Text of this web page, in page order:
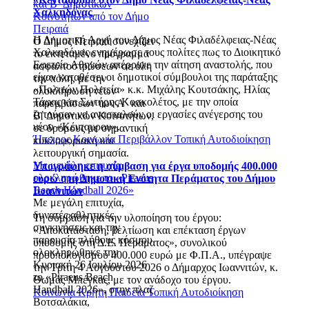
Χαλκηδόνας
Η Δημοτική Αρχή του Δήμος Νέας Φιλαδέλφειας-Νέας
Χαλκηδόνας ενημέρωσε τους πολίτες πως το Διοικητικό
Εφετείο Αθηνών απέρριψε την αίτηση αναστολής, που
είχαν καταθέσει οι δημοτικοί σύμβουλοι της παράταξης
«Πολιτών Πολιτεία» κ.κ. Μιχάλης Κουτσάκης, Ηλίας
Τάφας και Σωτήρης Κοσκολέτος, με την οποία
ζητούσαν να ανασταλούν οι εργασίες ανέγερσης του
νέου «Κένταυρου».
ΉπειροςΚοινωνία Περιβάλλον Τοπική Αυτοδιοίκηση
Υπογράφηκε η σύμβαση για έργα υποδομής 400.000
ευρώ στη Δημοτική Ενότητα Περάματος του Δήμου
Ιωαννιτών
Τη σύμβαση για την υλοποίηση του έργου:
«Αποκατάσταση, βελτίωση και επέκταση έργων
υποδομής στη Δ.Ε. Περάματος», συνολικού
προϋπολογισμού 400.000 ευρώ με Φ.Π.Α., υπέγραψε
την Τρίτη 4 Αυγούστου 2026 ο Δήμαρχος Ιωαννιτών, κ.
Θωμάς Μπέγκας, με τον ανάδοχο του έργου.
ΚοινωνίαΚρήτηΠαιδείαΤοπική Αυτοδιοίκηση
και Β΄ Δημοτικών
Κοινοτήτων από τον Δήμο
Πειραιά
Ο Δήμος Πειραιά συνεχίζει
το εκτεταμένο πρόγραμμα
ασφαλτοστρώσεων σε όλη
την πόλη, με την
ολοκλήρωση νέων
παρεμβάσεων των Α΄ και
Β΄ Δημοτικών Κοινοτήτων,
σε δρόμους με σημαντική
κυκλοφοριακή και
λειτουργική σημασία.
Με μεγάλη επιτυχία
ολοκληρώθηκε το «Piraeus
Beach Handball 2026»
Με μεγάλη επιτυχία,
δυνατές αθλητικές
συγκινήσεις και την
παρουσία πλήθους κόσμου
ολοκληρώθηκε την
Κυριακή 26 Ιουλίου 2026
το «Piraeus Beach
Handball 2026», στην πλαζ
Βοτσαλάκια,